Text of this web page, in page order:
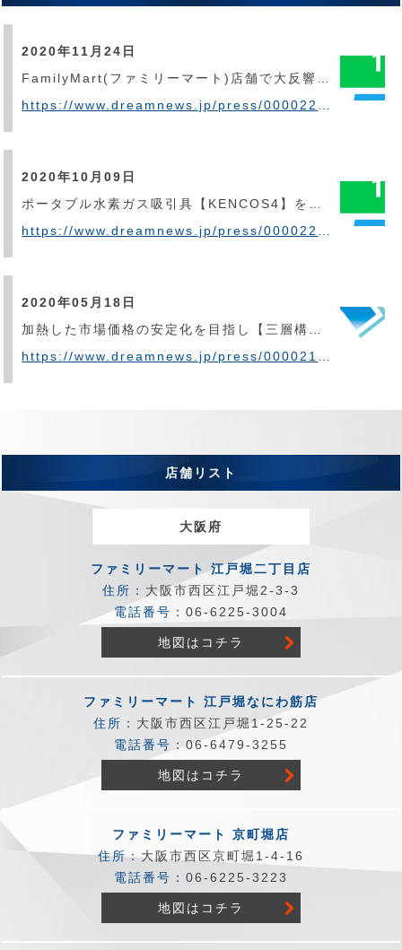
2020年11月24日
2020年10月09日
2020年05月18日
店舗リスト
大阪府
ファミリーマート 江戸堀二丁目店
住所： 大阪市西区江戸堀2-3-3
電話番号： 06-6225-3004
地図はコチラ
ファミリーマート 江戸堀なにわ筋店
住所： 大阪市西区江戸堀1-25-22
電話番号： 06-6479-3255
地図はコチラ
ファミリーマート 京町堀店
住所：大阪市西区京町堀1-4-16
電話番号： 06-6225-3223
地図はコチラ